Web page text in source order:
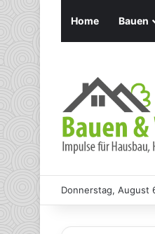
Home Bauen
Donnerstag, August